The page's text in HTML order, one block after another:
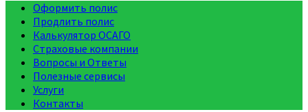
Оформить полис
Продлить полис
Калькулятор ОСАГО
Страховые компании
Вопросы и Ответы
Полезные сервисы
Услуги
Контакты